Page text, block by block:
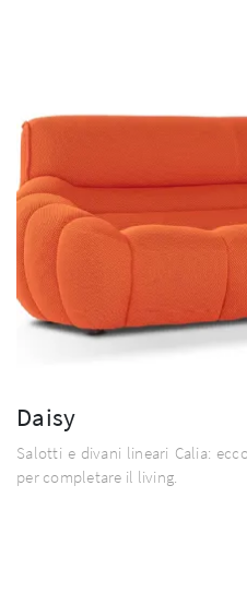
Daisy
Salotti e divani lineari Calia:
per completare il living.